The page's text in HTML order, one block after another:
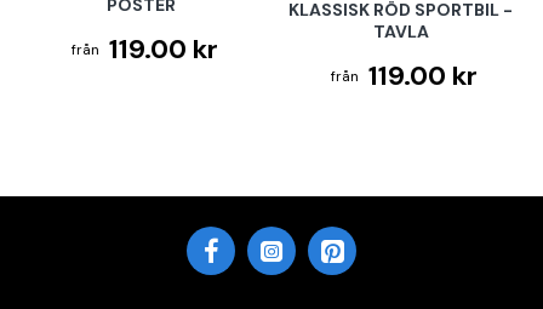
POSTER
119.00 kr
KLASSISK RÖD SPORTBIL -
TAVLA
119.00 kr